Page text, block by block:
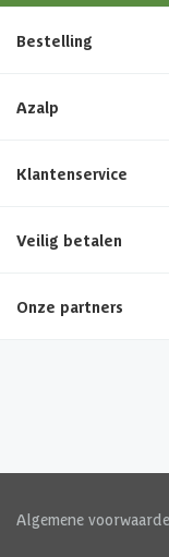
Bestelling
Azalp
Klantenservice
Veilig betalen
Onze partners
Algemene